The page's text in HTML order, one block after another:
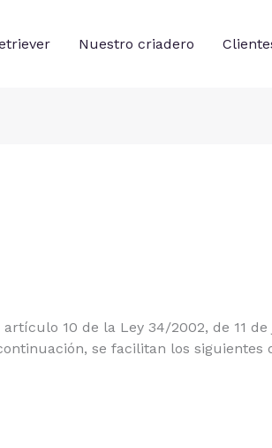
Nuestro criadero
10 de la Ley 34/2002, de 11
se facilitan los siguientes